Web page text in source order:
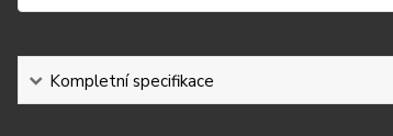
Kompletní specifikace